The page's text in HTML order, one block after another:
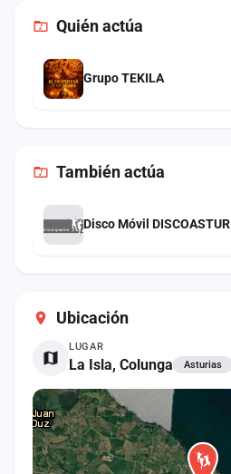
Ubicación
LUGAR
La Isla, Colunga Asturias
Quién actúa
Grupo TEKILA
Tambiénactúa
Disco Móvil DISCOASTUR